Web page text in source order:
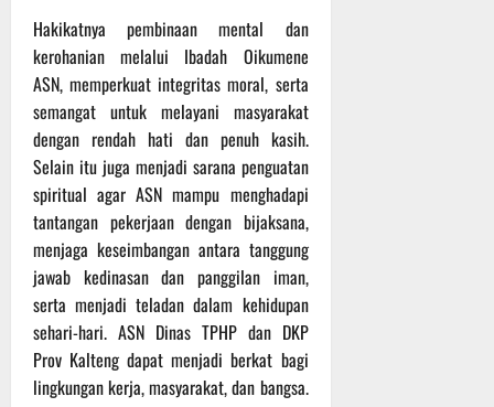
Hakikatnya pembinaan mental dan
kerohanian melalui Ibadah Oikumene
ASN, memperkuat integritas moral, serta
semangat untuk melayani masyarakat
dengan rendah hati dan penuh kasih.
Selain itu juga menjadi sarana penguatan
spiritual agar ASN mampu menghadapi
tantangan pekerjaan dengan bijaksana,
menjaga keseimbangan antara tanggung
jawab kedinasan dan panggilan iman,
serta menjadi teladan dalam kehidupan
sehari-hari. ASN Dinas TPHP dan DKP
Prov Kalteng dapat menjadi berkat bagi
lingkungan kerja, masyarakat, dan bangsa.